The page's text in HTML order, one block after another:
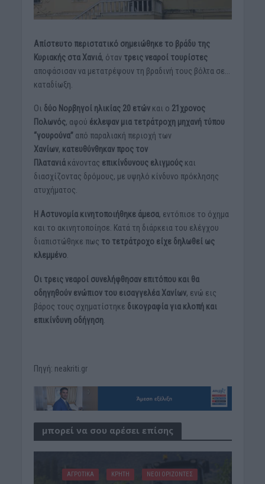
Απίστευτο περιστατικό σημειώθηκε το βράδυ της
Κυριακής στα Χανιά, όταν τρεις νεαροί τουρίστες
αποφάσισαν να μετατρέψουν τη βραδινή τους βόλτα σε…
καταδίωξη.
Οι δύο Νορβηγοί ηλικίας 20 ετώνκαι ο 21χρονος
Πολωνός, αφού έκλεψαν μια τετράτροχη μηχανή τύπου
“γουρούνα”από παραλιακή περιοχή των
Χανίων, κατευθύνθηκαν προς τον
Πλατανιάκάνοντας επικίνδυνους ελιγμούςκαι
διασχίζοντας δρόμους, με υψηλό κίνδυνο πρόκλησης
ατυχήματος.
Η Αστυνομία κινητοποιήθηκε άμεσα, εντόπισε το όχημα
και το ακινητοποίησε. Κατά τη διάρκεια του ελέγχου
διαπιστώθηκε πως το τετράτροχο είχε δηλωθεί ως
κλεμμένο.
Οι τρεις νεαροί συνελήφθησαν επιτόπου και θα
οδηγηθούν ενώπιον του εισαγγελέα Χανίων, ενώ εις
βάρος τους σχηματίστηκε δικογραφία για κλοπή και
επικίνδυνη οδήγηση.
Πηγή: neakriti.gr
μπορεί να σου αρέσει επίσης
ΑΓΡΟΤΙΚΑ ΚΡΗΤΗ ΝΕΟΙ ΟΡΙΖΟΝΤΕΣ